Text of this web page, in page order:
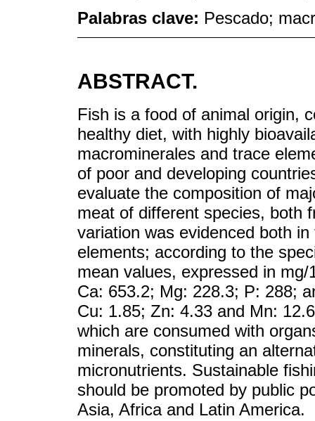
Palabras clave: Pescado;
ABSTRACT.
Fish is a food of animal origin,
healthy diet, with highly
macrominerales and trace
of poor and developing
evaluate the composition of
meat of different species, both
variation was evidenced both
elements; according to the
mean values, expressed in
Ca: 653.2; Mg: 228.3; P: 288;
Cu: 1.85; Zn: 4.33 and Mn:
which are consumed with
minerals, constituting an
micronutrients. Sustainable
should be promoted by public
Asia, Africa and Latin America.